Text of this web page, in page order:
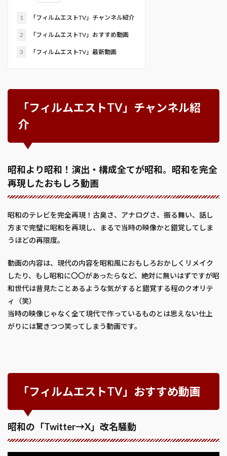
1 「フィルムエストTV」チャンネル紹介
2 「フィルムエストTV」おすすめ動画
3 「フィルムエストTV」最新動画
「フィルムエストTV」チャンネル紹
介
昭和より昭和！演出・構成全てが昭和。昭和を完全
再現したおもしろ動画
昭和のテレビを完全再現！古臭さ、アナログさ、振る舞い、話し
方まで完璧に昭和を再現し、まるで当時の映像かと錯覚してしま
うほどの再限度。
動画の内容は、現代の内容を昭和風におもしろおかしくリメイク
したり、もし昭和に〇〇があったらなど、絶対に無いはずですが昭
和世代は昔見たことあるような気がすると錯覚する程のクオリテ
ィ（笑）
当時の映像じゃなく全て現代で作っているものとは思えない仕上
がりには驚きつつ笑ってしまう動画です。
「フィルムエストTV」おすすめ動画
昭和の「Twitter→X」改名騒動